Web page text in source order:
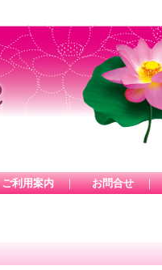
ご利用案内 ｜ お問合せ ｜